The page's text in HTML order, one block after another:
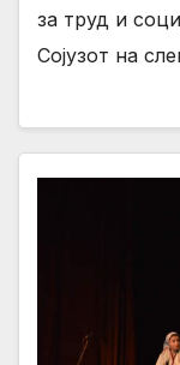
за труд и
Сојузот на